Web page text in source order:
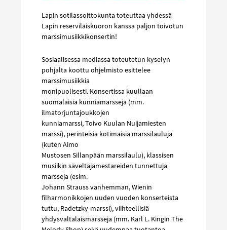
Lapin sotilassoittokunta toteuttaa yhdessä
Lapin reserviläiskuoron kanssa paljon toivotun
marssimusiikkikonsertin!
Sosiaalisessa mediassa toteutetun kyselyn
pohjalta koottu ohjelmisto esittelee
marssimusiikkia
monipuolisesti. Konsertissa kuullaan
suomalaisia kunniamarsseja (mm.
ilmatorjuntajoukkojen
kunniamarssi, Toivo Kuulan Nuijamiesten
marssi), perinteisiä kotimaisia marssilauluja
(kuten Aimo
Mustosen Sillanpään marssilaulu), klassisen
musiikin säveltäjämestareiden tunnettuja
marsseja (esim.
Johann Strauss vanhemman, Wienin
filharmonikkojen uuden vuoden konserteista
tuttu, Radetzky-marssi), viihteellisiä
yhdysvaltalaismarsseja (mm. Karl L. Kingin The